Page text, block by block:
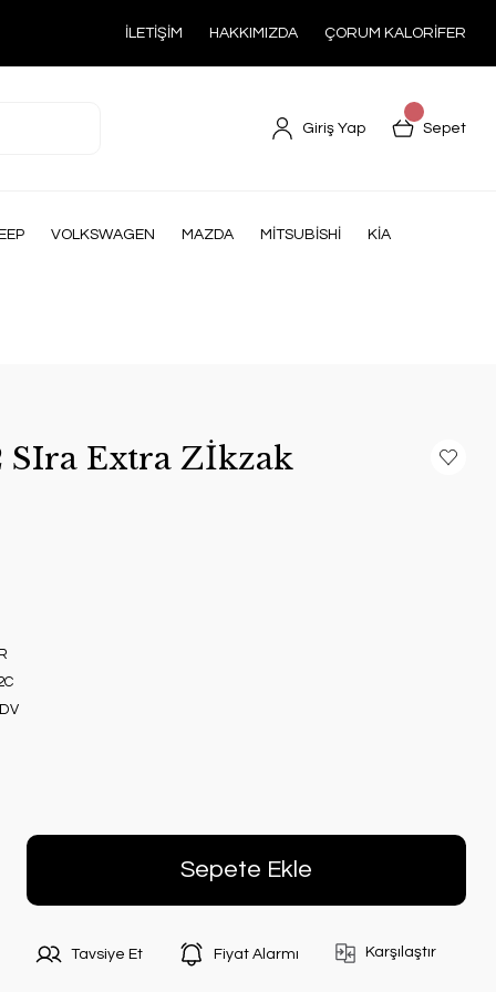
İLETİŞİM HAKKIMIZDA ÇORUM KALORİFER
Giriş Yap Sepet
VOLKSWAGEN MAZDA MİTSUBİSHİ KİA
SIra Extra Zİkzak
Sepete Ekle
Tavsiye Et Fiyat Alarmı Karşılaştır